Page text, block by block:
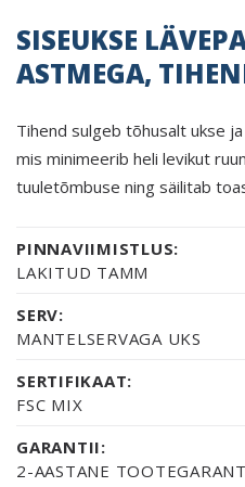
SISEUKSE
ASTMEGA,
Tihend sulgeb tõhusalt ukse
mis minimeerib heli levikut
tuuletõmbuse ning säilitab
PINNAVIIMISTLUS:
LAKITUD TAMM
SERV:
MANTELSERVAGA UKS
SERTIFIKAAT:
FSC MIX
GARANTII:
2-AASTANE